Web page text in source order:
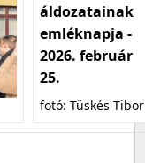
áldozatainak
emléknapja -
2026. február
25.
fotó: Tüskés Tibor